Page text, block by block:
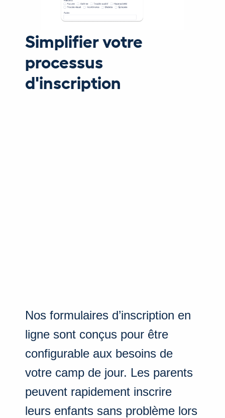
Simplifier votre
processus
d'inscription
Nos formulaires d’inscription en
ligne sont conçus pour être
configurable aux besoins de
votre camp de jour. Les parents
peuvent rapidement inscrire
leurs enfants sans problème lors